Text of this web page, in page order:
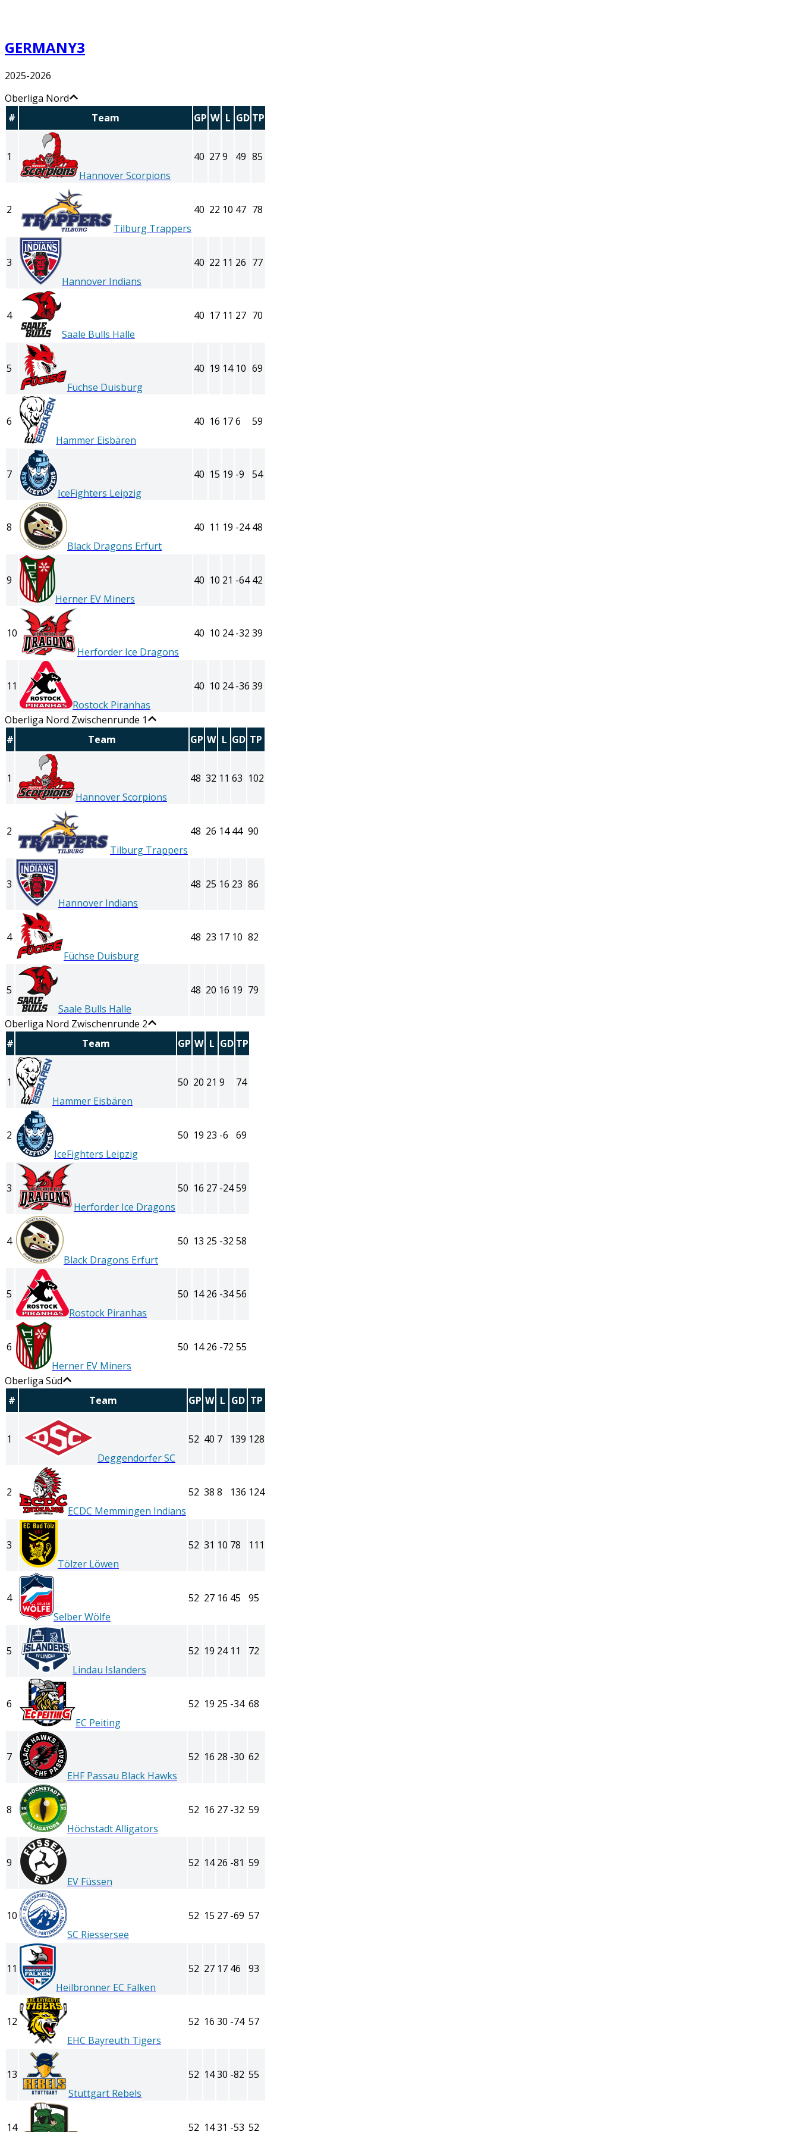
GERMANY3
2025-2026
Oberliga Nord
#
Team GP W L GD TP
1
Hannover Scorpions
40 279 49 85
2
Tilburg Trappers
40 22 10 47 78
3
Hannover Indians
40 22 11 26 77
4
Saale Bulls Halle
40 17 11 27 70
5
Füchse Duisburg
40 19 14 10 69
6
Hammer Eisbären
40 16 176 59
7
IceFighters Leipzig
40 15 19 -9 54
8
Black Dragons Erfurt
40 11 19 -24 48
9
Herner EV Miners
40 10 21 -64 42
10
Herforder Ice Dragons
40 10 24 -32 39
11
Rostock Piranhas
40 10 24 -36 39
Oberliga Nord Zwischenrunde 1
#
Team GP W L GD TP
1
Hannover Scorpions
48 32 11 63 102
2
Tilburg Trappers
48 26 14 44 90
3
Hannover Indians
48 25 16 23 86
4
Füchse Duisburg
48 23 17 10 82
5
Saale Bulls Halle
48 20 16 19 79
Oberliga Nord Zwischenrunde 2
#
Team GP W L GD TP
1
Hammer Eisbären
50 20 21 9 74
2
IceFighters Leipzig
50 19 23 -6 69
3
Herforder Ice Dragons
50 16 27 -2459
4
Black Dragons Erfurt
50 13 25 -32 58
5
Rostock Piranhas
50 14 26 -3456
6
Herner EV Miners
50 14 26 -72 55
Oberliga Süd
#
Team GP W L GD TP
1
Deggendorfer SC
52 40 7 139 128
2
ECDC Memmingen Indians
52 38 8 136 124
3
Tölzer Löwen
52 31 10 78 111
4
Selber Wölfe
52 27 16 45 95
5
Lindau Islanders
52 19 24 11 72
6
EC Peiting
52 19 25 -34 68
7
EHF Passau Black Hawks
52 16 28 -30 62
8
Höchstadt Alligators
52 16 27 -32 59
9
EV Füssen
52 14 26 -81 59
10
SC Riessersee
52 15 27 -69 57
11
Heilbronner EC Falken
52 27 17 46 93
12
EHC Bayreuth Tigers
52 16 30 -74 57
13
Stuttgart Rebels
52 1430 -82 55
14 52 1431 -53 52